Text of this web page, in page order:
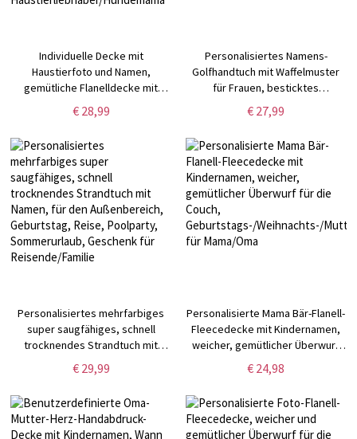
Individuelle Decke mit
Haustierfoto und Namen,
gemütliche Flanelldecke mit
mehrfarbigen Farben,
Hundegesichtsdecke, Haustier-
Gedenkdecke, Haustiergeschenk
für
Haustierliebhaber/Hundemama
€ 28,99
Personalisiertes Namens-
Golfhandtuch mit Waffelmuster
für Frauen, besticktes
Golferhandtuch mit mehreren
Farben, Handtuch mit Hängeclip,
€ 27,99
Personalisiertes mehrfarbiges
super saugfähiges, schnell
trocknendes Strandtuch mit
Namen, für den Außenbereich,
Geburtstag, Reise, Poolparty,
Reisende/Familie
€ 29,99
Personalisierte Mama Bär-Flanell-
Fleecedecke mit Kindernamen,
weicher, gemütlicher Überwurf
für die Couch,
Geburtstags-/Weihnachts-/
€ 24,98